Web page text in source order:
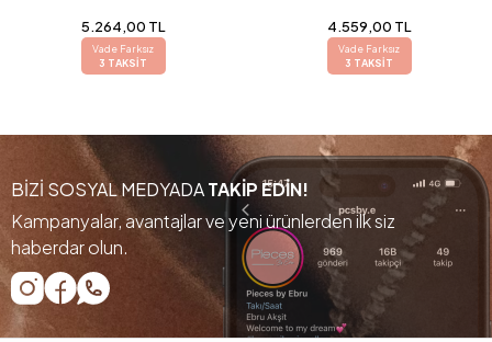
5.264,00 TL
Vade Farksız
3 TAKSİT
4.559,00 TL
Vade Farksız
3 TAKSİT
BİZİ SOSYAL MEDYADATAKİP EDİN!
Kampanyalar, avantajlar ve yeni ürünlerden ilk siz
haberdar olun.